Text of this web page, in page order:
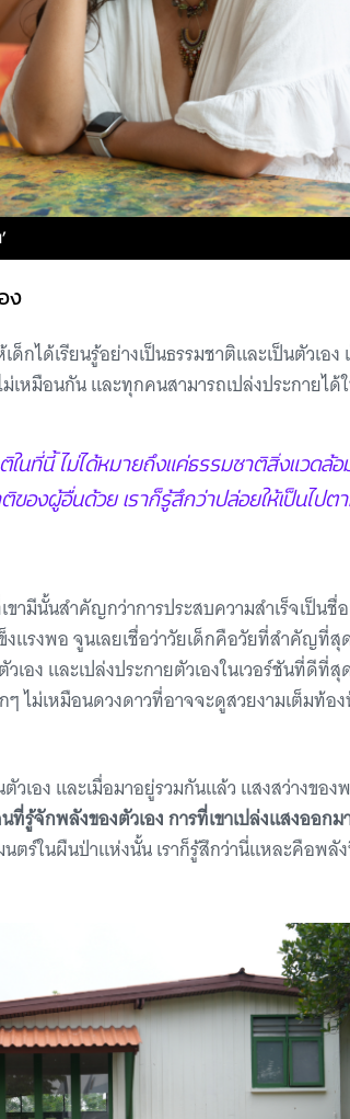
ง
ด็กได้เรียนรู้อย่างเป็นธรรมชาติและเป็นตัวเอ
หมือนกัน และทุกคนสามารถเปล่งประกายได้
ติในที่นี้ ไม่ได้หมายถึงแค่ธรรมชาติสิ่งแวดล้
ของผู้อื่นด้วย เราก็รู้สึกว่าปล่อยให้เป็นไปต
ามีนั้นสําคัญกว่าการประสบความสําเร็จเป็นชื่
งแรงพอ จูนเลยเชื่อว่าวัยเด็กคือวัยที่สําคัญที่
เอง และเปล่งประกายตัวเองในเวอร์ชันที่ดีที่
ๆ ไม่เหมือนดวงดาวที่อาจจะดูสวยงามเต็มท้อ
วเอง และเมื่อมาอยู่รวมกันแล้ว แสงสว่างของ
รู้จักพลังของตัวเอง การที่เขาเปล่งแสงออก
นตร์ในผืนป่าแห่งนั้น เราก็รู้สึกว่านี่แหละคือพลั